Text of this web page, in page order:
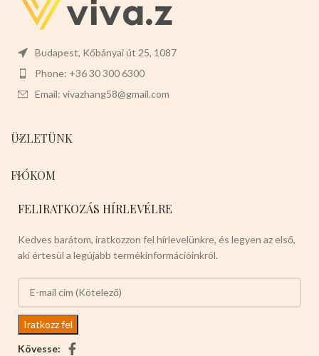
Budapest, Kőbányai út 25, 1087
Phone: +36 30 300 6300
Email: vivazhang58@gmail.com
ÜZLETÜNK
FIÓKOM
FELIRATKOZÁS HÍRLEVÉLRE
Kedves barátom, iratkozzon fel hírlevelünkre, és legyen az első,
aki értesül a legújabb termékinformációinkról.
Kövesse: